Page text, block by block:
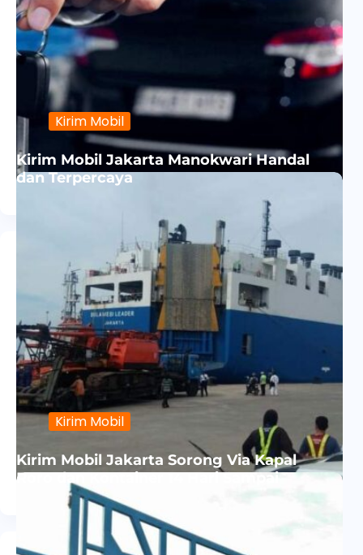
Kirim Mobil
Kirim Mobil Jakarta Manokwari Handal
dan Terpercaya
Kirim Mobil
Kirim Mobil Jakarta Sorong Via Kapal
Roro dan Kontainer 14 Hari Sampai